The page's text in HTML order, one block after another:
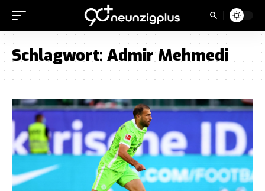
Schlagwort: Admir Mehmedi